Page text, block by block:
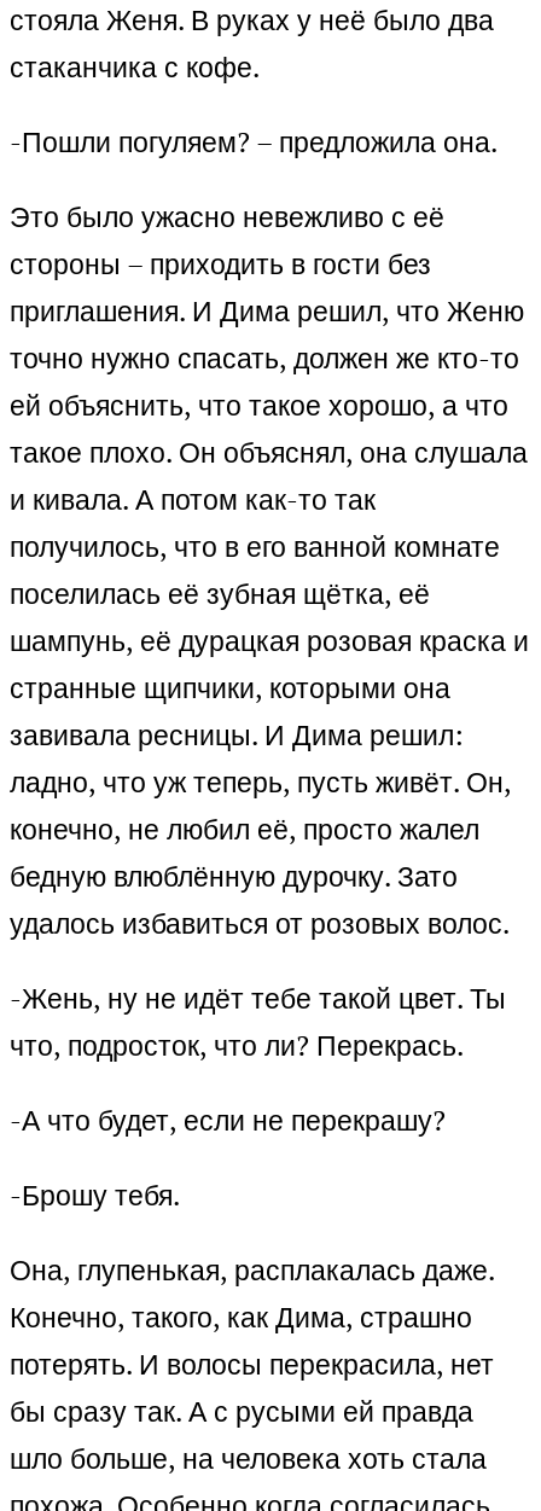
стояла Женя. В руках у неё было два
стаканчика с кофе.
-Пошли погуляем? – предложила она.
Это было ужасно невежливо с её
стороны – приходить в гости без
приглашения. И Дима решил, что Женю
точно нужно спасать, должен же кто-то
ей объяснить, что такое хорошо, а что
такое плохо. Он объяснял, она слушала
и кивала. А потом как-то так
получилось, что в его ванной комнате
поселилась её зубная щётка, её
шампунь, её дурацкая розовая краска и
странные щипчики, которыми она
завивала ресницы. И Дима решил:
ладно, что уж теперь, пусть живёт. Он,
конечно, не любил её, просто жалел
бедную влюблённую дурочку. Зато
удалось избавиться от розовых волос.
-Жень, ну не идёт тебе такой цвет. Ты
что, подросток, что ли? Перекрась.
-А что будет, если не перекрашу?
-Брошу тебя.
Она, глупенькая, расплакалась даже.
Конечно, такого, как Дима, страшно
потерять. И волосы перекрасила, нет
бы сразу так. А с русыми ей правда
шло больше, на человека хоть стала